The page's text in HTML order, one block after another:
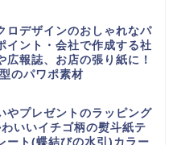
ロデザインのおしゃれなパ
イント・会社で作成する社
広報誌、お店の張り紙に！
のパワポ素材
やプレゼントのラッピング
いいイチゴ柄の熨斗紙テ
ート(蝶結びの水引)カラー